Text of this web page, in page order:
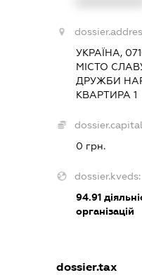
УКРАЇНА,
МІСТО
ДРУЖБИ
КВАРТИРА 1
0 грн.
dossier.kveds:
94.91
організацій
dossier.tax